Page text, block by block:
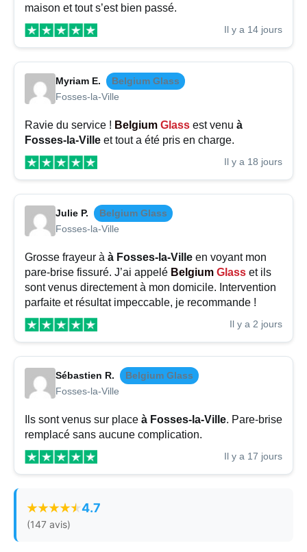
maison et tout s’est bien passé.
Il y a 14 jours
Myriam E.
Belgium Glass
Fosses-la-Ville
Ravie du service ! Belgium Glass est venu à
Fosses-la-Ville et tout a été pris en charge.
Il y a 18 jours
Julie P.
Belgium Glass
Fosses-la-Ville
Grosse frayeur à à Fosses-la-Ville en voyant mon
pare-brise fissuré. J’ai appelé Belgium Glass et ils
sont venus directement à mon domicile. Intervention
parfaite et résultat impeccable, je recommande !
Il y a 2 jours
Sébastien R.
Belgium Glass
Fosses-la-Ville
Ils sont venus sur place à Fosses-la-Ville. Pare-brise
remplacé sans aucune complication.
Il y a 17 jours
4.7
(147 avis)